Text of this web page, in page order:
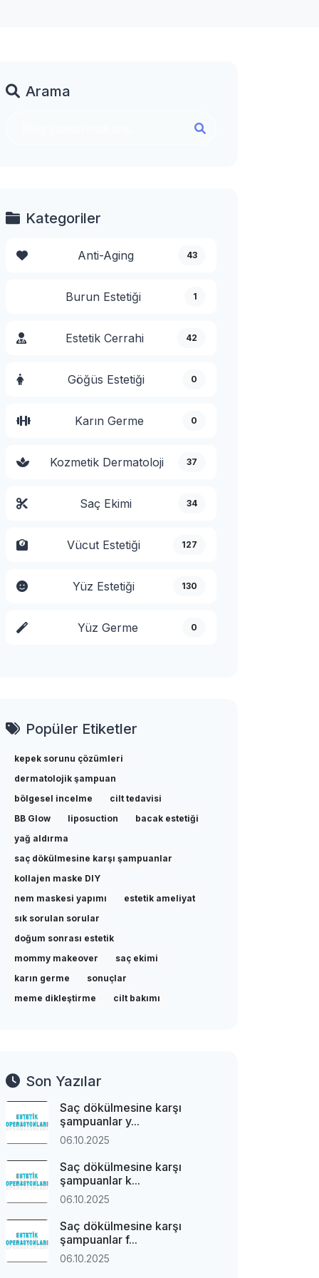
Arama
Kategoriler
Anti-Aging 43
Burun Estetiği 1
Estetik Cerrahi 42
Göğüs Estetiği 0
Karın Germe 0
Kozmetik Dermatoloji 37
Saç Ekimi 34
Vücut Estetiği 127
Yüz Estetiği 130
Yüz Germe 0
Popüler Etiketler
kepek sorunu çözümleri
dermatolojik şampuan
bölgesel incelme
cilt tedavisi
BB Glow
liposuction
bacak estetiği
yağ aldırma
saç dökülmesine karşı şampuanlar
kollajen maske DIY
nem maskesi yapımı
estetik ameliyat
sık sorulan sorular
doğum sonrası estetik
mommy makeover
saç ekimi
karın germe
sonuçlar
meme dikleştirme
cilt bakımı
Son Yazılar
Saç dökülmesine karşı
şampuanlar y...
06.10.2025
Saç dökülmesine karşı
şampuanlar k...
06.10.2025
Saç dökülmesine karşı
şampuanlar f...
06.10.2025